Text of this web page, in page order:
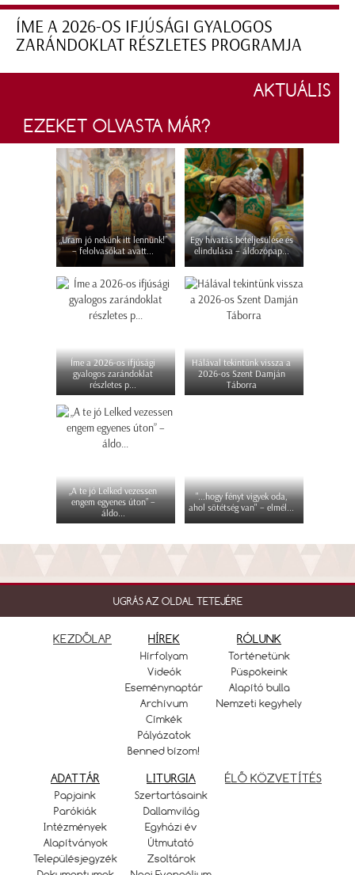
ÍME A 2026-OS IFJÚSÁGI GYALOGOS
ZARÁNDOKLAT RÉSZLETES PROGRAMJA
AKTUÁLIS
EZEKET OLVASTA MÁR?
„Uram jó nekünk itt lennünk!”
– felolvasókat avatt...
Egy hivatás beteljesülése és
elindulása – áldozópap...
Íme a 2026-os ifjúsági
gyalogos zarándoklat
részletes p...
Hálával tekintünk vissza a
2026-os Szent Damján
Táborra
„A te jó Lelked vezessen
engem egyenes úton” –
áldo...
"...hogy fényt vigyek oda,
ahol sötétség van" – elmél...
UGRÁS AZ OLDAL TETEJÉRE
KEZDŐLAP HÍREK
Hírfolyam
Videók
Eseménynaptár
Archívum
Címkék
Pályázatok
Benned bízom!
RÓLUNK
Történetünk
Püspökeink
Alapító bulla
Nemzeti kegyhely
ADATTÁR
Papjaink
Parókiák
Intézmények
Alapítványok
Településjegyzék
LITURGIA
Szertartásaink
Dallamvilág
Egyházi év
Útmutató
Zsoltárok
ÉLŐ KÖZVETÍTÉS